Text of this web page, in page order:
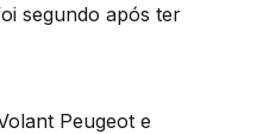
segundo após ter
Peugeot e